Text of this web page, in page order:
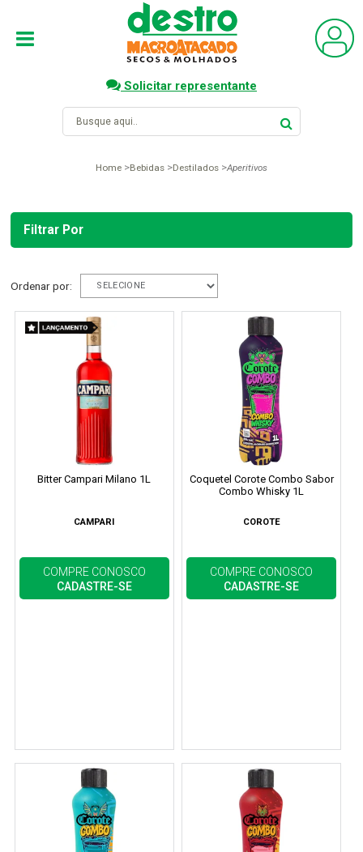
Solicitar representante
Home Bebidas Destilados Aperitivos
Filtrar Por
Ordenar por:
Bitter Campari Milano 1L
CAMPARI
COMPRE CONOSCO
CADASTRE-SE
Coquetel Corote Combo Sabor
Combo Whisky 1L
COROTE
COMPRE CONOSCO
CADASTRE-SE